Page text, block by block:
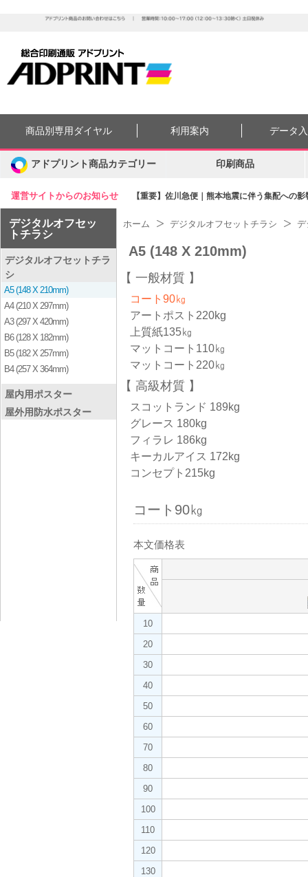
運営サイトからのお知らせ 【重要】佐川急便｜熊本地震に伴う集配への
商品別専用ダイヤル 利用案内 データ
アドプリント商品カテゴリー 印刷商品
デジタルオフセッ
トチラシ
デジタルオフセットチラ
シ
A5 (148 X 210mm)
A4 (210 X 297mm)
A3 (297 X 420mm)
B6 (128 X 182mm)
B5 (182 X 257mm)
B4 (257 X 364mm)
屋内用ポスター
屋外用防水ポスター
ホーム デジタルオフセットチラシ デ
A5 (148 X 210mm)
一般材質
コート90㎏
アートポスト220kg
上質紙135㎏
マットコート110㎏
マットコート220㎏
高級材質
スコットランド 189kg
グレース 180kg
フィラレ 186kg
キーカルアイス 172kg
コンセプト215kg
コート90㎏
本文価格表
10
20
30
40
50
60
70
80
90
100
110
120
130